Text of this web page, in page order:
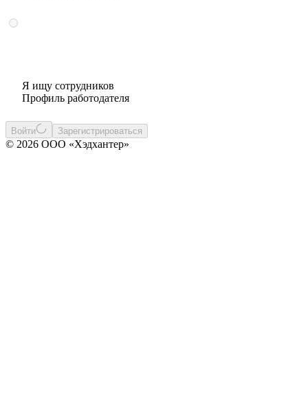
Я ищу сотрудников
Профиль работодателя
Войти Зарегистрироваться
© 2026 ООО «Хэдхантер»